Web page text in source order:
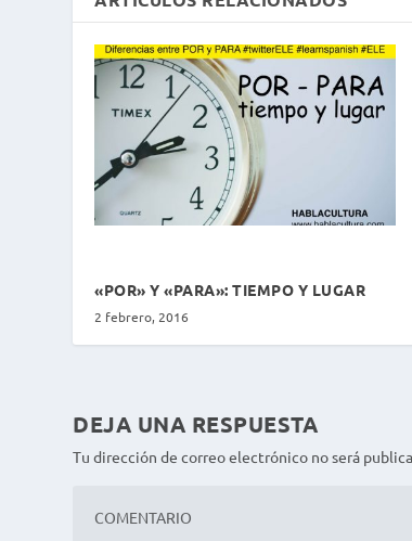
«POR» Y «PARA»: TIEMPO Y LUGAR
2 febrero, 2016
DEJA UNA RESPUESTA
Tu dirección de correo electrónico no será